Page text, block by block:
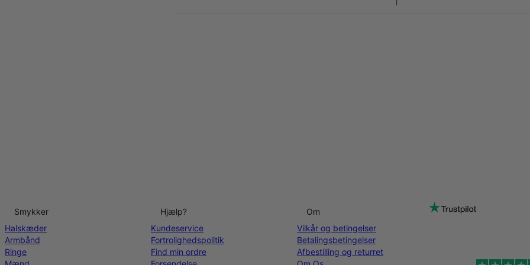
Smykker
Halskæder
Armbånd
Ringe
Hjælp?
Kundeservice
Fortrolighedspolitik
Find min ordre
Om
Vilkår og betingelser
Betalingsbetingelser
Afbestilling og returret